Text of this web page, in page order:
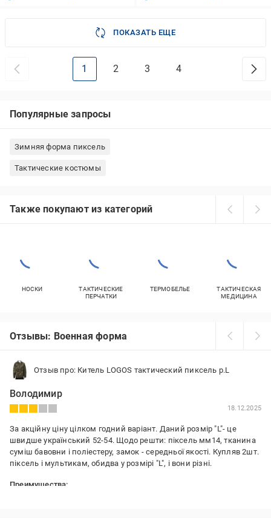
ПОКАЗАТЬ ЕЩЕ
1 2 3 4
Популярные запросы
Зимняя форма пиксель
Тактические костюмы
Также покупают из категорий
НОСКИ
ТАКТИЧЕСКИЕ
ПЕРЧАТКИ
ТЕРМОБЕЛЬЕ
ТАКТИЧЕСКАЯ
МЕДИЦИНА
Отзывы: Военная форма
Отзыв про: Китель LOGOS тактический пиксель р.L
Володимир
18.12.2025
За акційну ціну цілком годний варіант. Даний розмір "L"- це
швидше український 52-54. Щодо решти: піксель мм14, тканина
суміш бавовни і поліестеру, замок - середньої якості. Купляв 2шт.
піксель і мультикам, обидва у розмірі "L", і вони різні.
Преимущества: